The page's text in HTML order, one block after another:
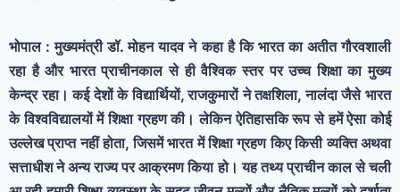
भोपाल : मुख्यमंत्री डॉ. मोहन यादव ने कहा है कि भारत का अतीत गौरवशाली
रहा है और भारत प्राचीनकाल से ही वैश्विक स्तर पर उच्च शिक्षा का मुख्य
केन्द्र रहा। कई देशों के विद्यार्थियों, राजकुमारों ने तक्षशिला, नालंदा जैसे भारत
के विश्वविद्यालयों में शिक्षा ग्रहण की। लेकिन ऐतिहासकि रूप से हमें ऐसा कोई
उल्लेख प्राप्त नहीं होता, जिसमें भारत में शिक्षा ग्रहण किए किसी व्यक्ति अथवा
सत्ताधीश ने अन्य राज्य पर आक्रमण किया हो। यह तथ्य प्राचीन काल से चली